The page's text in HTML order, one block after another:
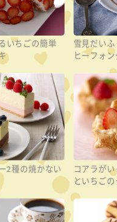
いちごの簡単
雪見だい
ヒーフォ
2種の焼かない
コアラが
といちごの